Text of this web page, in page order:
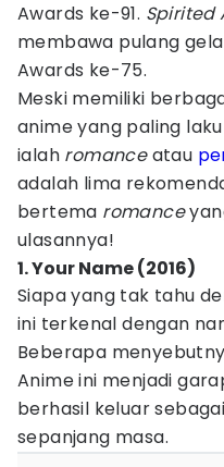
Awards ke-91. Spirited
membawa pulang
Awards ke-75.
Meski memiliki
anime yang paling
ialah romanceatau
adalah lima
bertema romance
ulasannya!
1. Your Name (2016)
Siapa yang tak tahu
ini terkenal dengan
Beberapa
Anime ini menjadi
berhasil keluar
sepanjang masa.